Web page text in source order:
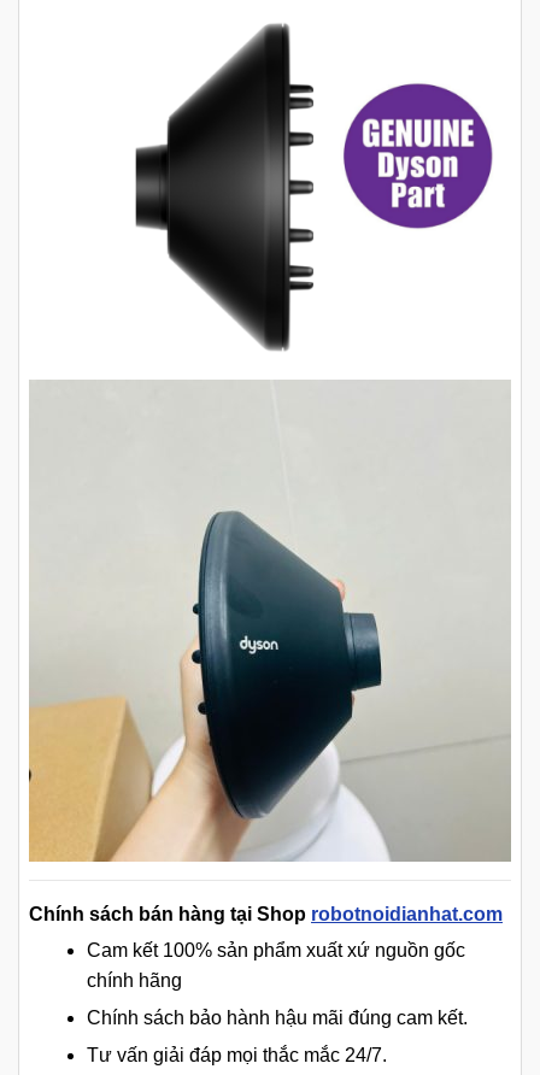
Chính sách bán hàng tại Shop robotnoidianhat.com
Cam kết 100% sản phẩm xuất xứ nguồn gốc
chính hãng
Chính sách bảo hành hậu mãi đúng cam kết.
Tư vấn giải đáp mọi thắc mắc 24/7.